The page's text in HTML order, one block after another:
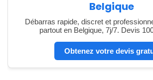
Belgique
Débarras rapide, discret et
partout en Belgique, 7j/7. Devis
Obtenez votre devis